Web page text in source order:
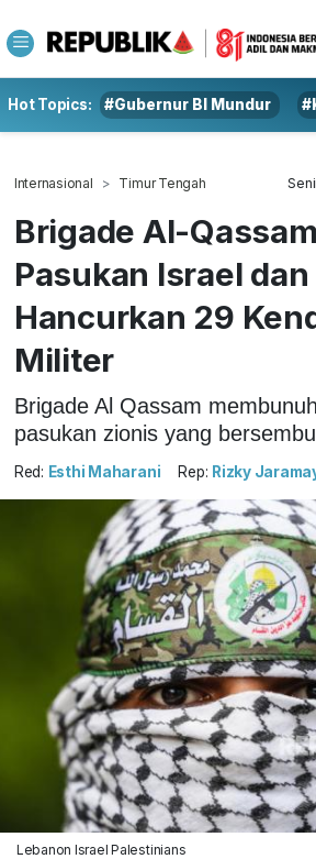
Hot Topics: #Gubernur BI Mundur
Internasional Timur Tengah
Brigade Al-
Pasukan Israel dan
Hancurkan 29
Militer
Brigade Al Qassam
pasukan zionis yang
Red: Esthi Maharani Rep: Rizky
Lebanon Israel Palestinians